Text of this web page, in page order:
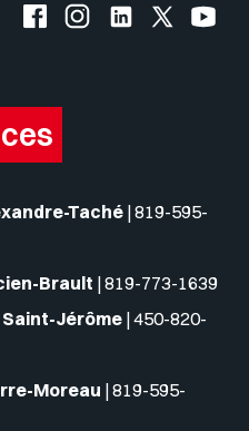
Facebook de l'UQO
Instagram de l'UQO
LinkedIn de
X
Taché |819-595-
Brault |819-773-1639
Saint-Jérôme |450-820-
Moreau |819-595-